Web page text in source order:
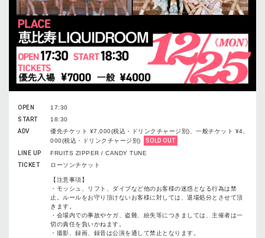
OPEN
17:30
START
18:30
ADV
優先チケット ¥7,000(税込・ドリンクチャージ別)、一般チケット ¥4,
000(税込・ドリンクチャージ別)
SOLD OUT
LINE UP
FRUITS ZIPPER / CANDY TUNE
TICKET
ローソンチケット
【注意事項】
・モッシュ、リフト、ダイブなど他のお客様の迷惑となる行為は禁
止。ルールをお守り頂けないお客様に対しては、退場処分とさせて頂
きます。
・会場内での事故やケガ、盗難、紛失等につきましては、主催者は一
切の責任を負いかねます。
・撮影、録画、録音は公演を通して禁止となります。